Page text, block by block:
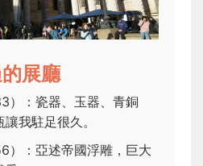
展廳
）：瓷器、玉器、青銅
我駐足很久。
）：亞述帝國浮雕，巨大